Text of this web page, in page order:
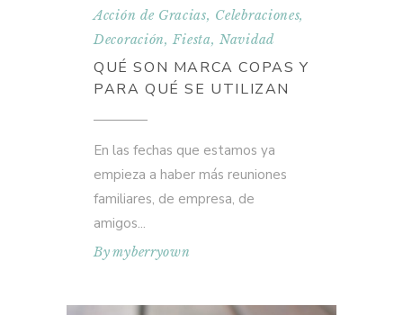
Acción de Gracias, Celebraciones,
Decoración,Fiesta,Navidad
QUÉ SON MARCA COPAS Y
PARA QUÉ SE UTILIZAN
En las fechas que estamos ya
empieza a haber más reuniones
familiares, de empresa, de
amigos
Bymyberryown